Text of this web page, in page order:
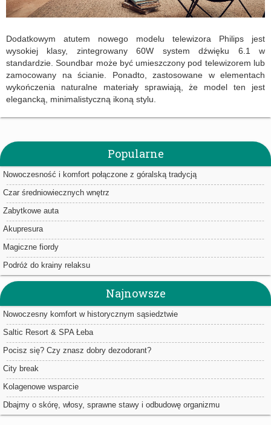
Dodatkowym atutem nowego modelu telewizora Philips jest
wysokiej klasy, zintegrowany 60W system dźwięku 6.1 w
standardzie. Soundbar może być umieszczony pod telewizorem lub
zamocowany na ścianie. Ponadto, zastosowane w elementach
wykończenia naturalne materiały sprawiają, że model ten jest
elegancką, minimalistyczną ikoną stylu.
Popularne
Nowoczesność i komfort połączone z góralską tradycją
Czar średniowiecznych wnętrz
Zabytkowe auta
Akupresura
Magiczne fiordy
Podróż do krainy relaksu
Najnowsze
Nowoczesny komfort w historycznym sąsiedztwie
Saltic Resort & SPA Łeba
Pocisz się? Czy znasz dobry dezodorant?
City break
Kolagenowe wsparcie
Dbajmy o skórę, włosy, sprawne stawy i odbudowę organizmu